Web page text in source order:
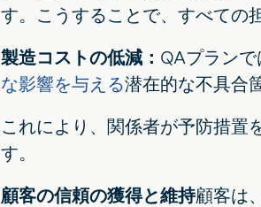
す。こうすることで、すべての
製造コストの低減： QAプランで
な影響を与える潜在的な不具合
これにより、関係者が予防措置
す。
顧客の信頼の獲得と維持顧客は